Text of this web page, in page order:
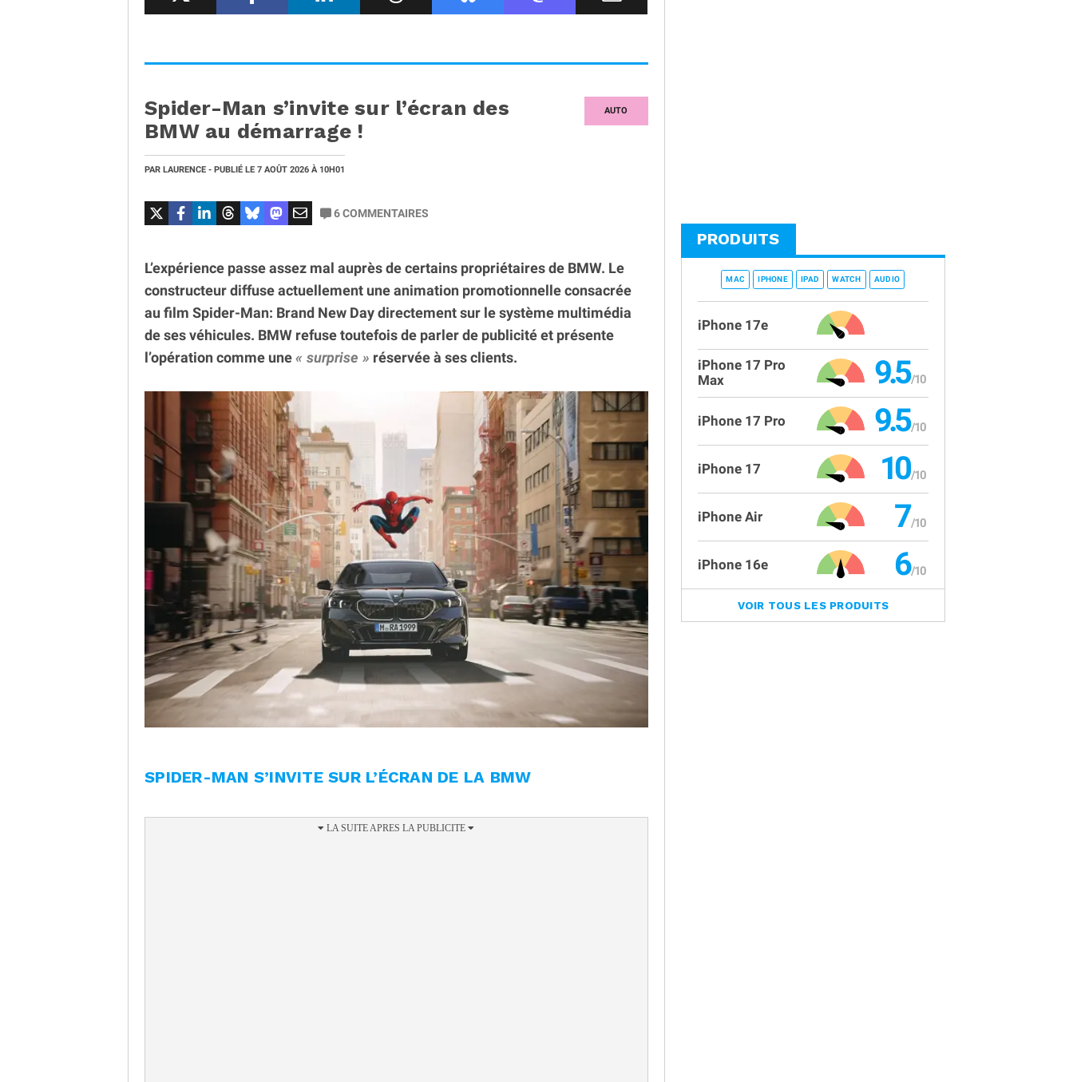
AUTO
Spider-Man s’invite sur l’écran des
BMW au démarrage !
PAR LAURENCE - PUBLIÉ LE 7 AOÛT 2026 À 10H01
6COMMENTAIRES
L’expérience passe assez mal auprès de certains propriétaires de BMW. Le
constructeur diffuse actuellement une animation promotionnelle consacrée
au film Spider-Man: Brand New Day directement sur le système multimédia
de ses véhicules. BMW refuse toutefois de parler de publicité et présente
l’opération comme une
surprise réservée à ses clients.
SPIDER-MAN S’INVITE SUR L’ÉCRAN DE LA BMW
PRODUITS
MAC IPHONE IPAD WATCH AUDIO
iPhone 17e
iPhone 17 Pro
Max
9.5
iPhone 17 Pro 9.5
iPhone 17 10
iPhone Air 7
iPhone 16e 6
VOIR TOUS LES PRODUITS